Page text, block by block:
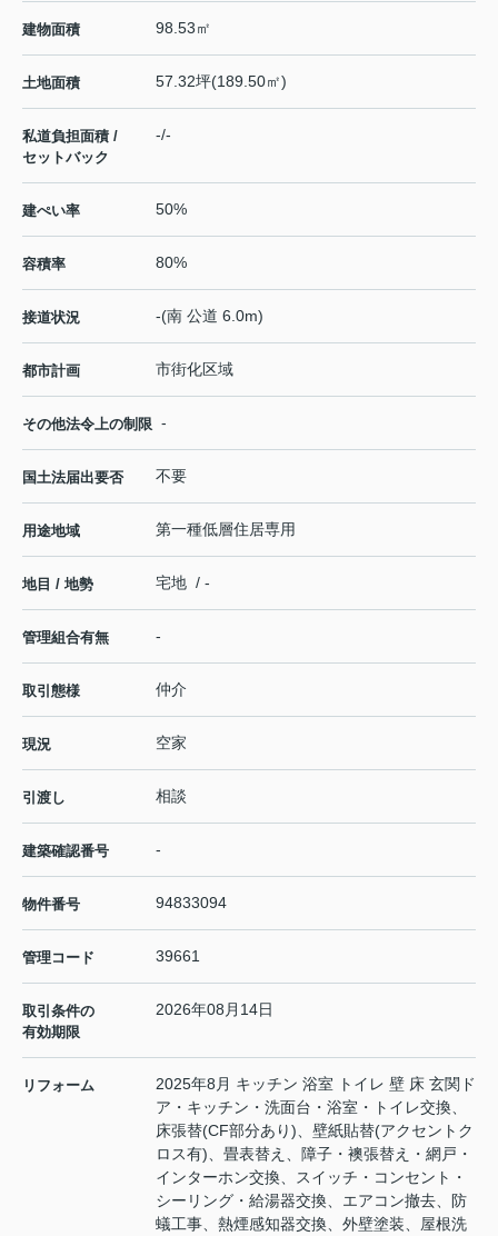
建物面積 98.53㎡
土地面積 57.32坪(189.50㎡)
私道負担面積 /
セットバック
-/-
建ぺい率 50%
容積率 80%
接道状況 -(南 公道 6.0m)
都市計画 市街化区域
その他法令上の制限 -
国土法届出要否 不要
用途地域 第一種低層住居専用
地目 / 地勢 宅地 / -
管理組合有無 -
取引態様 仲介
現況 空家
引渡し 相談
建築確認番号 -
物件番号 94833094
管理コード 39661
取引条件の
有効期限
2026年08月14日
リフォーム
2025年8月 キッチン 浴室 トイレ 壁 床 玄関ド
ア・キッチン・洗面台・浴室・トイレ交換、
床張替(CF部分あり)、壁紙貼替(アクセントク
ロス有)、畳表替え、障子・襖張替え・網戸・
インターホン交換、スイッチ・コンセント・
シーリング・給湯器交換、エアコン撤去、防
蟻工事、熱煙感知器交換、外壁塗装、屋根洗